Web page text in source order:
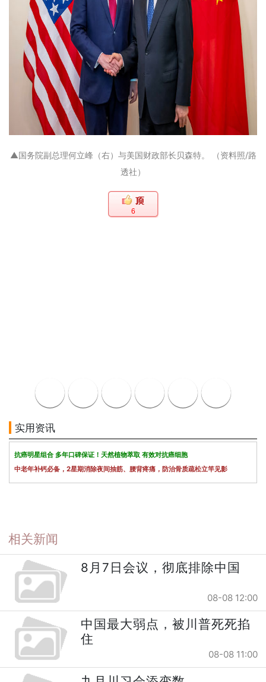
▲国务院副总理何立峰（右）与美国财政部长贝森特。 （资料照/路
透社）
6
实用资讯
抗癌明星组合 多年口碑保证！天然植物萃取 有效对抗癌细胞
中老年补钙必备，2星期消除夜间抽筋、腰背疼痛，防治骨质疏松立竿见影
相关新闻
8月7日会议，彻底排除中国
08-08 12:00
中国最大弱点，被川普死死掐
住
08-08 11:00